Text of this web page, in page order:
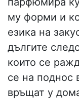
му форми и
езика на
дългите
които се
се на поднос
връщат у